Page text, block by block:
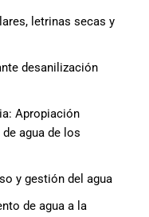
letrinas secas y
desanilización
Apropiación
agua de los
y gestión del agua
de agua a la